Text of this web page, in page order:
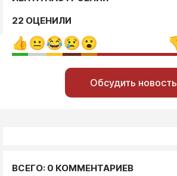
22 ОЦЕНИЛИ
Обсудить новость
ВСЕГО: 0 КОММЕНТАРИЕВ